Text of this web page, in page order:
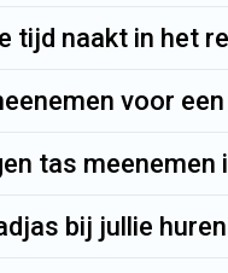
tijd naakt in het
voor
tas
bij jullie